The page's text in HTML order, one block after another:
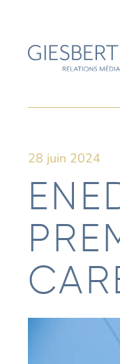
28 juin 2024